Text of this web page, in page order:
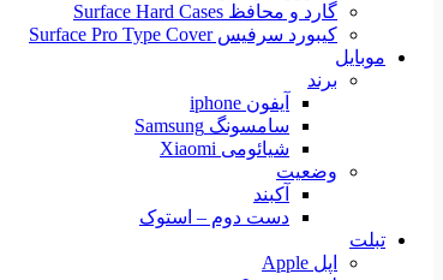
گارد و محافظ Surface Hard Cases
کیبورد سرفیس Surface Pro Type Cover
موبایل
برند
آیفون iphone
سامسونگ Samsung
شیائومی Xiaomi
وضعیت
آکبند
دست دوم – استوک
تبلت
اپل Apple